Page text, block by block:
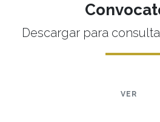
Descargar para
VER